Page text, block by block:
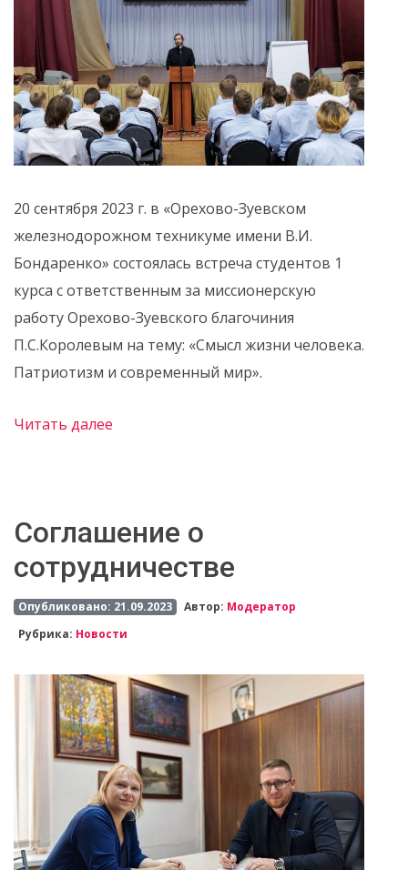
20 сентября 2023 г. в «Орехово-Зуевском
железнодорожном техникуме имени В.И.
Бондаренко» состоялась встреча студентов 1
курса с ответственным за миссионерскую
работу Орехово-Зуевского благочиния
П.С.Королевым на тему: «Смысл жизни человека.
Патриотизм и современный мир».
Читать далее
Соглашение о
сотрудничестве
Опубликовано: 21.09.2023 Автор: Модератор
Рубрика: Новости